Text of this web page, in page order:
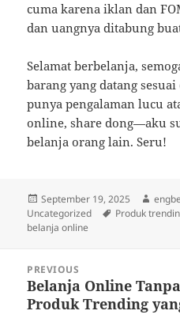
cuma karena iklan dan
dan uangnya ditabung
Selamat berbelanja,
barang yang datang
punya pengalaman lucu
online, share dong—aku
belanja orang lain. Seru!
Posted
on
September 19, 2025
Uncategorized
Tags
Produk
belanja online
navigation
PREVIOUS
Previous
post:
Belanja Online
Produk Trending